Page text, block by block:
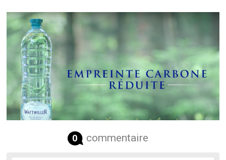
0 commentaire